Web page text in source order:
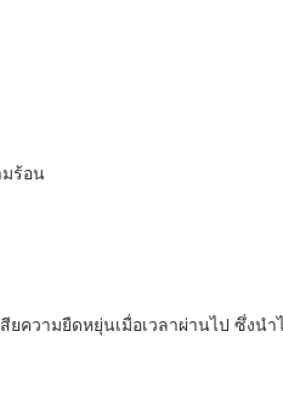
มร้อน
ความยืดหยุ่นเมื่อเวลาผ่านไป ซึ่งนำ